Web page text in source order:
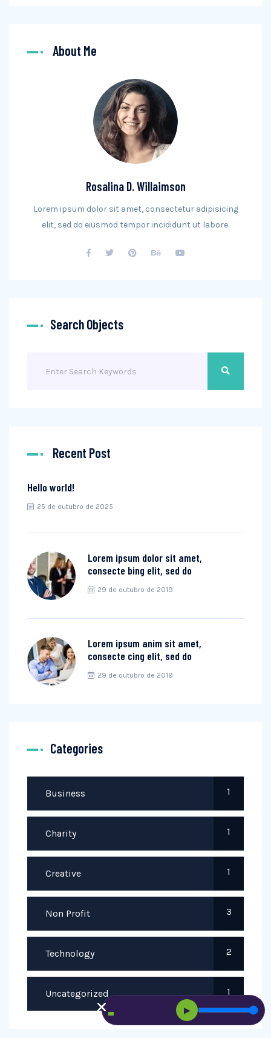
About Me
Rosalina D. Willaimson
Lorem ipsum dolor sit amet, consectetur adipisicing
elit, sed do eiusmod tempor incididunt ut labore.
Search Objects
Recent Post
Hello world!
25 de outubro de 2025
Lorem ipsum dolor sit amet,
consecte bing elit, sed do
29 de outubro de 2019
Lorem ipsum anim sit amet,
consecte cing elit, sed do
29 de outubro de 2019
Categories
Business 1
Charity 1
Creative 1
Non Profit 3
Technology 2
Uncategorized 1
▶